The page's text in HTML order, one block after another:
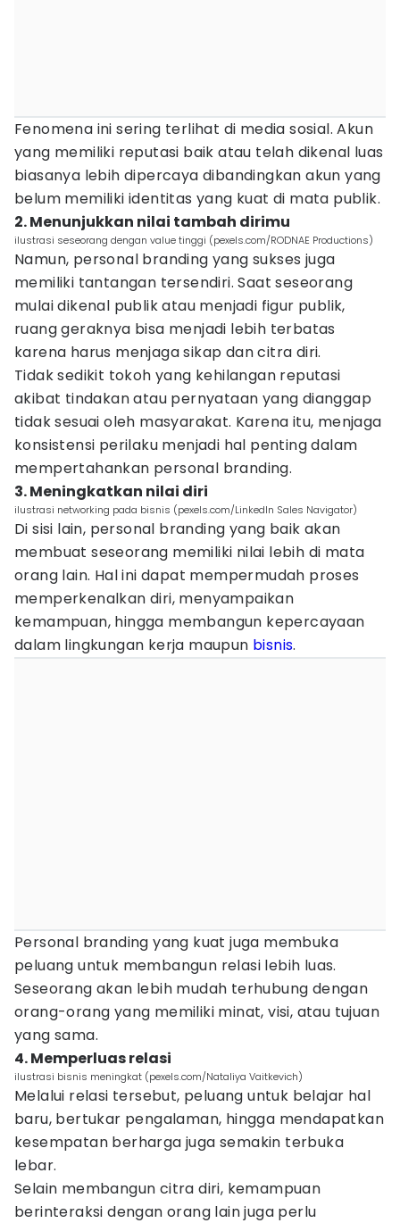
Fenomena ini sering terlihat di media sosial. Akun
yang memiliki reputasi baik atau telah dikenal luas
biasanya lebih dipercaya dibandingkan akun yang
belum memiliki identitas yang kuat di mata publik.
2. Menunjukkan nilai tambah dirimu
ilustrasi seseorang dengan value tinggi (pexels.com/RODNAE Productions)
Namun, personal branding yang sukses juga
memiliki tantangan tersendiri. Saat seseorang
mulai dikenal publik atau menjadi figur publik,
ruang geraknya bisa menjadi lebih terbatas
karena harus menjaga sikap dan citra diri.
Tidak sedikit tokoh yang kehilangan reputasi
akibat tindakan atau pernyataan yang dianggap
tidak sesuai oleh masyarakat. Karena itu, menjaga
konsistensi perilaku menjadi hal penting dalam
mempertahankan personal branding.
3. Meningkatkan nilai diri
ilustrasi networking pada bisnis (pexels.com/LinkedIn Sales Navigator)
Di sisi lain, personal branding yang baik akan
membuat seseorang memiliki nilai lebih di mata
orang lain. Hal ini dapat mempermudah proses
memperkenalkan diri, menyampaikan
kemampuan, hingga membangun kepercayaan
dalam lingkungan kerja maupun bisnis.
Personal branding yang kuat juga membuka
peluang untuk membangun relasi lebih luas.
Seseorang akan lebih mudah terhubung dengan
orang-orang yang memiliki minat, visi, atau tujuan
yang sama.
4. Memperluas relasi
ilustrasi bisnis meningkat (pexels.com/Nataliya Vaitkevich)
Melalui relasi tersebut, peluang untuk belajar hal
baru, bertukar pengalaman, hingga mendapatkan
kesempatan berharga juga semakin terbuka
lebar.
Selain membangun citra diri, kemampuan
berinteraksi dengan orang lain juga perlu